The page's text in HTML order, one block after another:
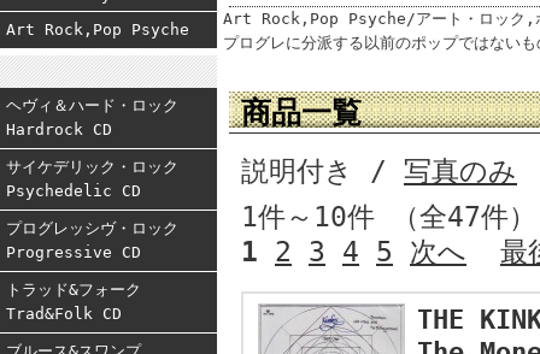
Art Rock,Pop Psyche
ヘヴィ＆ハード・ロック
Hardrock CD
サイケデリック・ロック
Psychedelic CD
プログレッシヴ・ロック
Progressive CD
トラッド&フォーク
Trad&Folk CD
Art Rock,Pop Psyche/アート・ロック,
プログレに分派する以前のポップではない
商品一覧
説明付き / 写真のみ
1件～10件 （全47件
1
2 3 4 5 次へ 最
THE